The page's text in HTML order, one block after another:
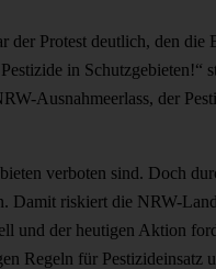
Protest deutlich, den die
in Schutzgebieten!“
Ausnahmeerlass, der
verboten sind. Doch
Damit riskiert die NRW-
und der heutigen Aktion
Regeln für Pestizideinsatz